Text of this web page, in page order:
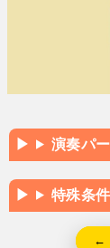
演奏パ
特殊条
←